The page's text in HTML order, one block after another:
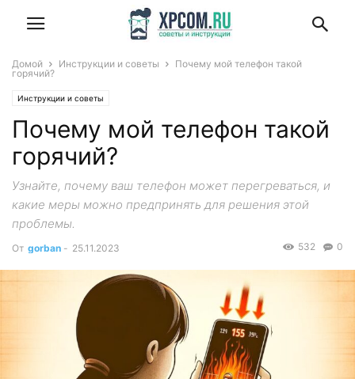
Домой Инструкции и советы
Почему мой телефон такой
горячий?
Инструкции и советы
Почему мой телефон такой
горячий?
Узнайте, почему ваш телефон может перегреваться, и
какие меры можно предпринять для решения этой
проблемы.
От gorban - 25.11.2023 0
532